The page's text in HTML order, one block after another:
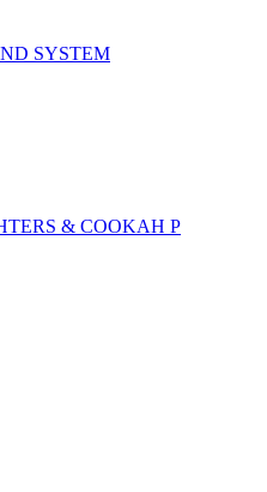
SYSTEM
& COOKAH P